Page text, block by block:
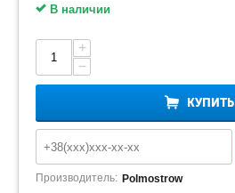
В наличии
+
−
КУПИТЬ
Производитель: Polmostrow